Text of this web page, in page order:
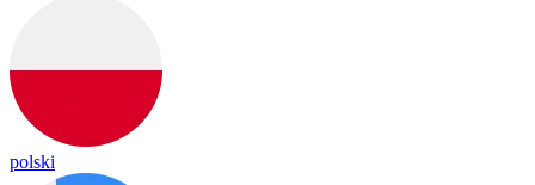
polski